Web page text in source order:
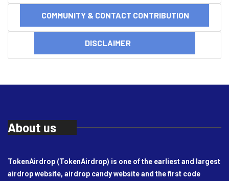
COMMUNITY & CONTACT CONTRIBUTION
DISCLAIMER
About us
TokenAirdrop (TokenAirdrop) is one of the earliest and largest
airdrop website, airdrop candy website and the first code